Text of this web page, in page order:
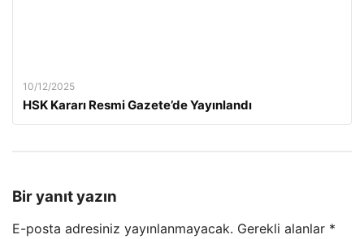
10/12/2025
HSK Kararı Resmi Gazete’de Yayınlandı
Bir yanıt yazın
E-posta adresiniz yayınlanmayacak. Gerekli alanlar *